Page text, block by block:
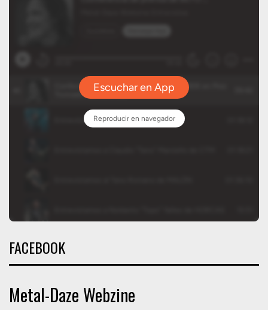
FACEBOOK
Metal-Daze Webzine